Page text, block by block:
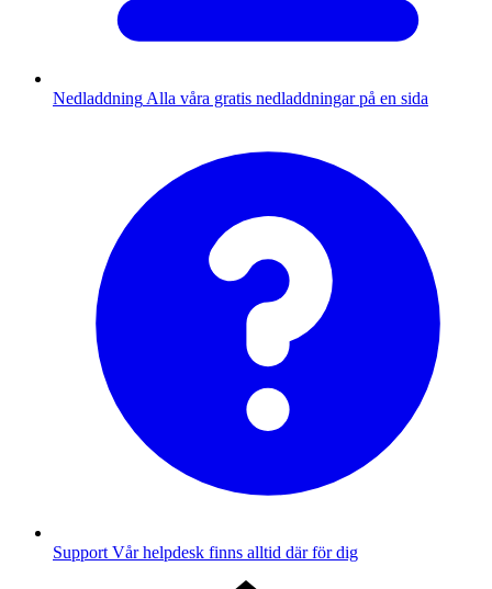
Nedladdning Alla våra gratis nedladdningar på en sida
Support Vår helpdesk finns alltid där för dig